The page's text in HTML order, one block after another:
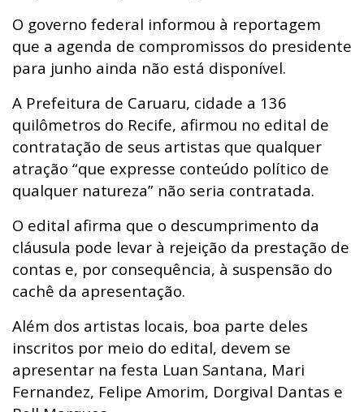
O governo federal informou à reportagem
que a agenda de compromissos do presidente
para junho ainda não está disponível.
A Prefeitura de Caruaru, cidade a 136
quilômetros do Recife, afirmou no edital de
contratação de seus artistas que qualquer
atração “que expresse conteúdo político de
qualquer natureza” não seria contratada.
O edital afirma que o descumprimento da
cláusula pode levar à rejeição da prestação de
contas e, por consequência, à suspensão do
cachê da apresentação.
Além dos artistas locais, boa parte deles
inscritos por meio do edital, devem se
apresentar na festa Luan Santana, Mari
Fernandez, Felipe Amorim, Dorgival Dantas e